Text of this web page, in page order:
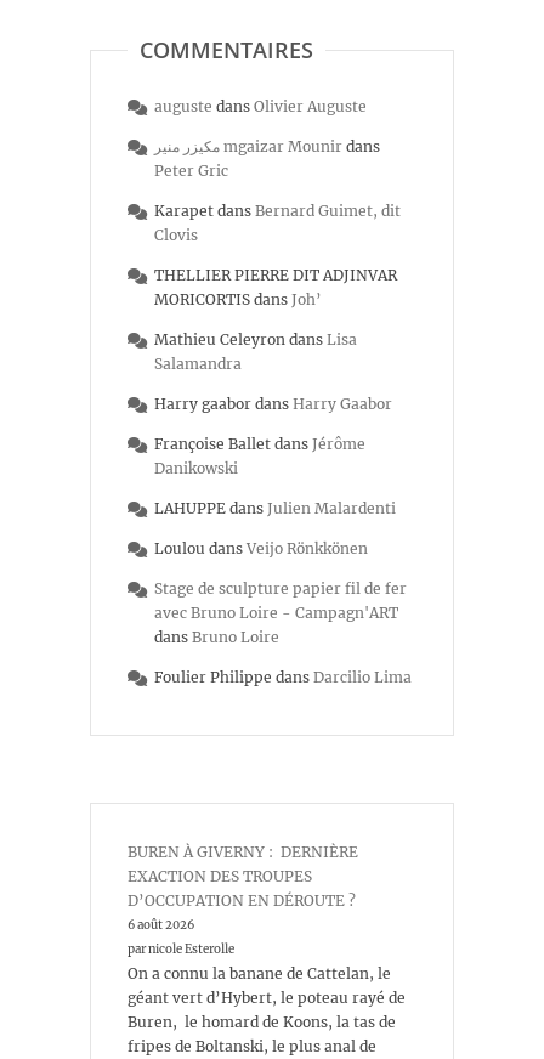
COMMENTAIRES
auguste dans Olivier Auguste
مكيزر منير mgaizar Mounir dans
Peter Gric
Karapet dans Bernard Guimet, dit
Clovis
THELLIER PIERRE DIT ADJINVAR
MORICORTIS dans Joh’
Mathieu Celeyron dans Lisa
Salamandra
Harry gaabor dans Harry Gaabor
Françoise Ballet dans Jérôme
Danikowski
LAHUPPE dans Julien Malardenti
Loulou dans Veijo Rönkkönen
Stage de sculpture papier fil de fer
avec Bruno Loire - Campagn'ART
dans Bruno Loire
Foulier Philippe dans Darcilio Lima
BUREN À GIVERNY : DERNIÈRE
EXACTION DES TROUPES
D’OCCUPATION EN DÉROUTE ?
6 août 2026
par nicole Esterolle
On a connu la banane de Cattelan, le
géant vert d’Hybert, le poteau rayé de
Buren, le homard de Koons, la tas de
fripes de Boltanski, le plus anal de